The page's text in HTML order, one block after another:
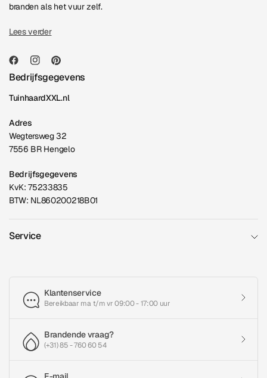
branden als het vuur zelf.
Lees verder
Bedrijfsgegevens
TuinhaardXXL.nl
Adres
Wegtersweg 32
7556 BR Hengelo
Bedrijfsgegevens
KvK: 75233835
BTW: NL860200218B01
Service
Klantenservice
Bereikbaar ma t/m vr 09:00 - 17:00 uur
Brandende vraag?
(+31) 85 - 760 60 54